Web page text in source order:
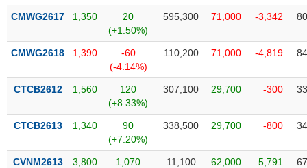
CMWG2617 1,350
20
(+1.50%)
595,300 71,000 -3,342
CMWG2618 1,390
-60
(-4.14%)
110,200 71,000 -4,819
CTCB2612 1,560
120
(+8.33%)
307,100 29,700 -300
CTCB2613 1,340
90
(+7.20%)
338,500 29,700 -800
CVNM2613 3,800
1,070
11,100 62,000 5,791
THÔNG
DỊCH
TRUYỀN